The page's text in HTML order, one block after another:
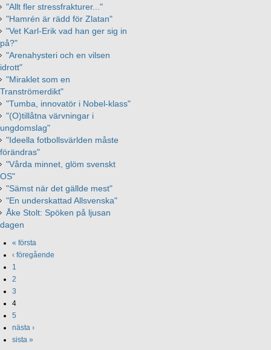
"Allt fler stressfrakturer..."
"Hamrén är rädd för Zlatan"
"Vet Karl-Erik vad han ger sig in
på?"
"Arenahysteri och en vilsen
idrott"
"Miraklet som en
Tranströmerdikt"
"Tumba, innovatör i Nobel-klass"
"(O)tillåtna värvningar i
ungdomslag"
"Ideella fotbollsvärlden måste
förändras"
"Vårda minnet, glöm svenskt
OS"
"Sämst när det gällde mest"
"En underskattad Allsvenska"
Åke Stolt: Spöken på ljusan
dagen
« första
‹ föregående
1
2
3
4
5
nästa ›
sista »